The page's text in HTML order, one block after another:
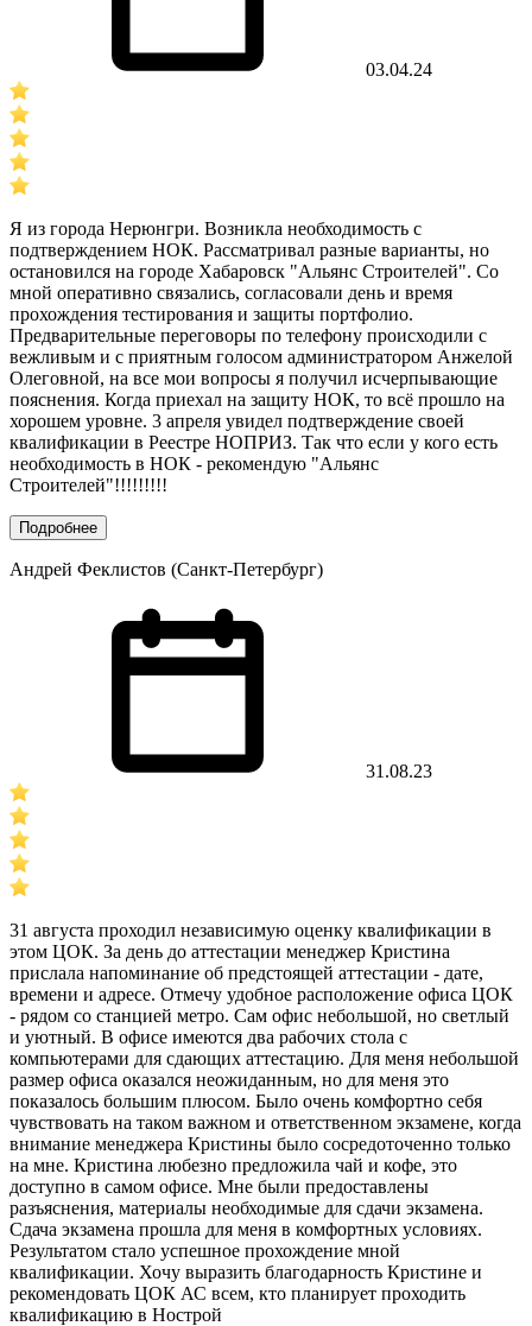
03.04.24
Я из города Нерюнгри. Возникла необходимость с
подтверждением НОК. Рассматривал разные варианты, но
остановился на городе Хабаровск "Альянс Строителей". Со
мной оперативно связались, согласовали день и время
прохождения тестирования и защиты портфолио.
Предварительные переговоры по телефону происходили с
вежливым и с приятным голосом администратором Анжелой
Олеговной, на все мои вопросы я получил исчерпывающие
пояснения. Когда приехал на защиту НОК, то всё прошло на
хорошем уровне. 3 апреля увидел подтверждение своей
квалификации в Реестре НОПРИЗ. Так что если у кого есть
необходимость в НОК - рекомендую "Альянс
Строителей"!!!!!!!!!
Подробнее
Андрей Феклистов (Санкт-Петербург)
31.08.23
31 августа проходил независимую оценку квалификации в
этом ЦОК. За день до аттестации менеджер Кристина
прислала напоминание об предстоящей аттестации - дате,
времени и адресе. Отмечу удобное расположение офиса ЦОК
- рядом со станцией метро. Сам офис небольшой, но светлый
и уютный. В офисе имеются два рабочих стола с
компьютерами для сдающих аттестацию. Для меня небольшой
размер офиса оказался неожиданным, но для меня это
показалось большим плюсом. Было очень комфортно себя
чувствовать на таком важном и ответственном экзамене, когда
внимание менеджера Кристины было сосредоточенно только
на мне. Кристина любезно предложила чай и кофе, это
доступно в самом офисе. Мне были предоставлены
разъяснения, материалы необходимые для сдачи экзамена.
Сдача экзамена прошла для меня в комфортных условиях.
Результатом стало успешное прохождение мной
квалификации. Хочу выразить благодарность Кристине и
рекомендовать ЦОК АС всем, кто планирует проходить
квалификацию в Нострой